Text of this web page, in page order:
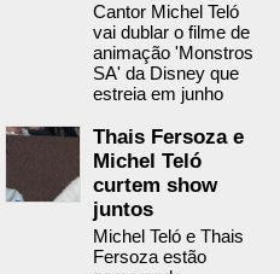
Cantor Michel Teló
vai dublar o filme de
animação 'Monstros
SA' da Disney que
estreia em junho
Thais Fersoza e
Michel Teló
curtem show
juntos
Michel Teló e Thais
Fersoza estão